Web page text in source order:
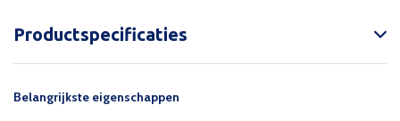
Productspecificaties
Belangrijkste eigenschappen